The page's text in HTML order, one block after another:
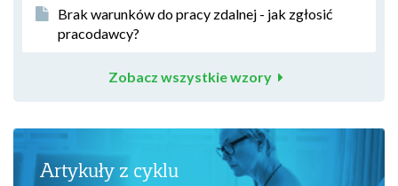
Brak warunków do pracy zdalnej - jak zgłosić
pracodawcy?
Zobacz wszystkie wzory
Artykuły z cyklu